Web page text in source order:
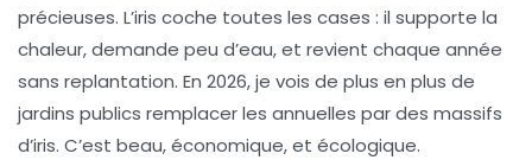
précieuses. L’iris coche toutes les cases : il supporte la
chaleur, demande peu d’eau, et revient chaque année
sans replantation. En 2026, je vois de plus en plus de
jardins publics remplacer les annuelles par des massifs
d’iris. C’est beau, économique, et écologique.